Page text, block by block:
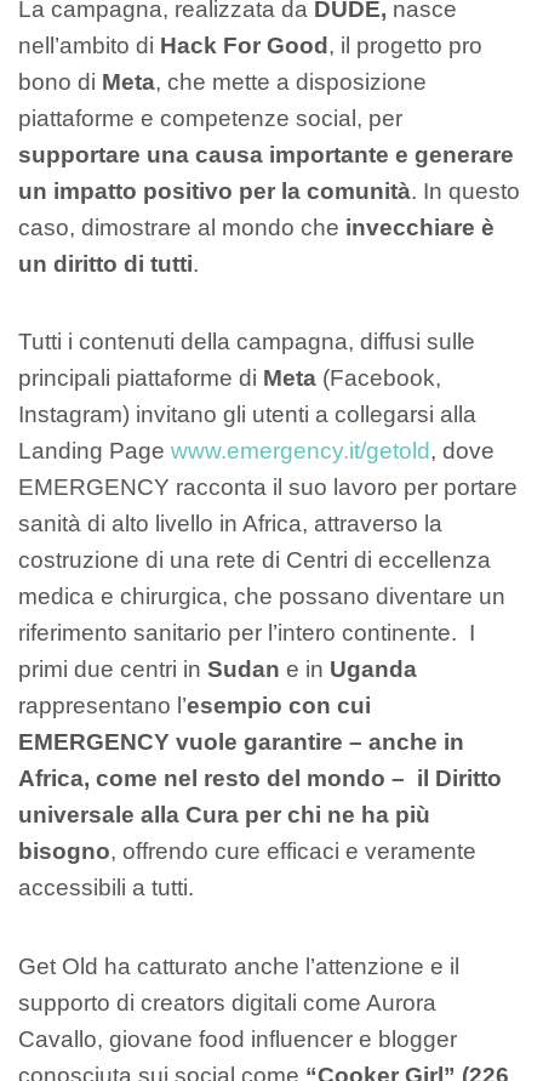
La campagna, realizzata da DUDE, nasce
nell’ambito di Hack For Good , il progetto pro
bono di Meta, che mette a disposizione
piattaforme e competenze social, per
supportare una causa importante e generare
un impatto positivo per la comunità. In questo
caso, dimostrare al mondo che invecchiare è
un diritto di tutti.
Tutti i contenuti della campagna, diffusi sulle
principali piattaforme di Meta (Facebook,
Instagram) invitano gli utenti a collegarsi alla
Landing Page www.emergency.it/getold, dove
EMERGENCY racconta il suo lavoro per portare
sanità di alto livello in Africa, attraverso la
costruzione di una rete di Centri di eccellenza
medica e chirurgica, che possano diventare un
riferimento sanitario per l’intero continente. I
primi due centri in Sudan e in Uganda
rappresentano l’esempio con cui
EMERGENCY vuole garantire – anche in
Africa, come nel resto del mondo – il Diritto
universale alla Cura per chi ne ha più
bisogno, offrendo cure efficaci e veramente
accessibili a tutti.
Get Old ha catturato anche l’attenzione e il
supporto di creators digitali come Aurora
Cavallo, giovane food influencer e blogger
conosciuta sui social come “Cooker Girl” (226